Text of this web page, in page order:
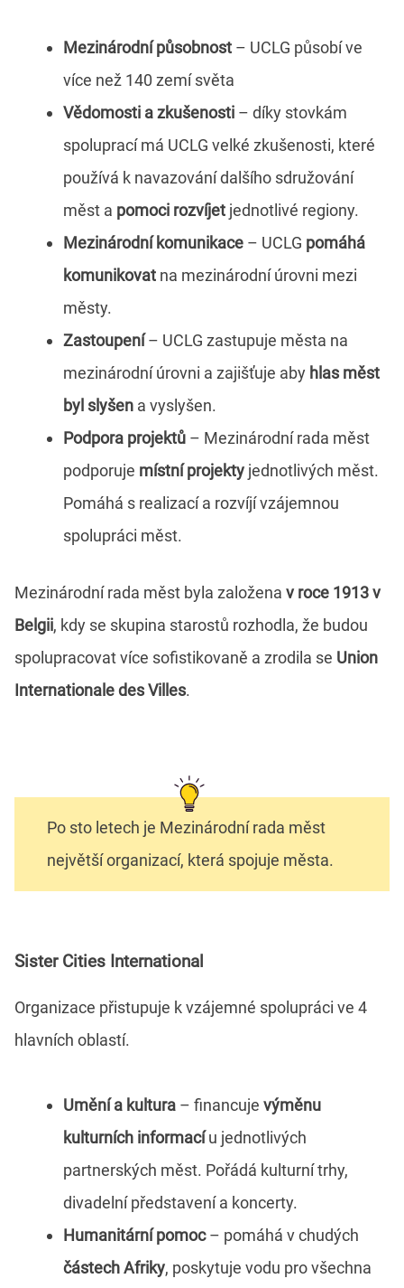
Mezinárodní působnost – UCLG působí ve
více než 140 zemí světa
Vědomosti a zkušenosti – díky stovkám
spoluprací má UCLG velké zkušenosti, které
používá k navazování dalšího sdružování
měst a pomoci rozvíjet jednotlivé regiony.
Mezinárodní komunikace – UCLG pomáhá
komunikovat na mezinárodní úrovni mezi
městy.
Zastoupení– UCLG zastupuje města na
mezinárodní úrovni a zajišťuje aby hlas měst
byl slyšen a vyslyšen.
Podpora projektů – Mezinárodní rada měst
podporuje místní projekty jednotlivých měst.
Pomáhá s realizací a rozvíjí vzájemnou
spolupráci měst.
Mezinárodní rada měst byla založena v roce 1913 v
Belgii, kdy se skupina starostů rozhodla, že budou
spolupracovat více sofistikovaně a zrodila se Union
Internationale des Villes.
Po sto letech je Mezinárodní rada měst
největší organizací, která spojuje města.
Sister Cities International
Organizace přistupuje k vzájemné spolupráci ve 4
hlavních oblastí.
Umění a kultura – financuje výměnu
kulturních informacíu jednotlivých
partnerských měst. Pořádá kulturní trhy,
divadelní představení a koncerty.
Humanitární pomoc– pomáhá v chudých
částech Afriky, poskytuje vodu pro všechna